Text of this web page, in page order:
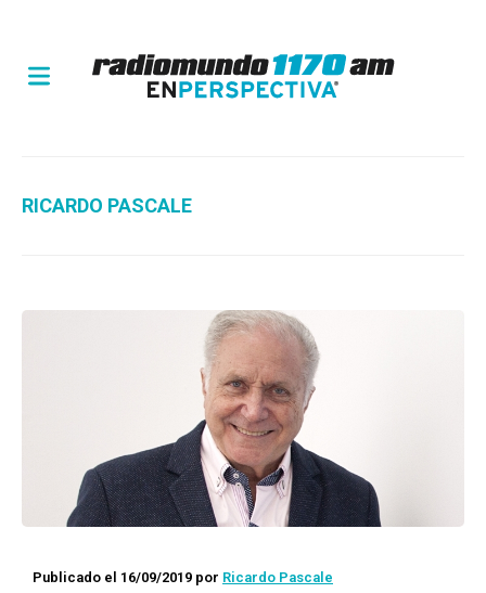
RICARDO PASCALE
Publicado el 16/09/2019 por Ricardo Pascale